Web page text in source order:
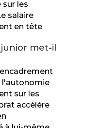
sur les
salaire
en tête
met-il
l'autonomie
sur les
accélère